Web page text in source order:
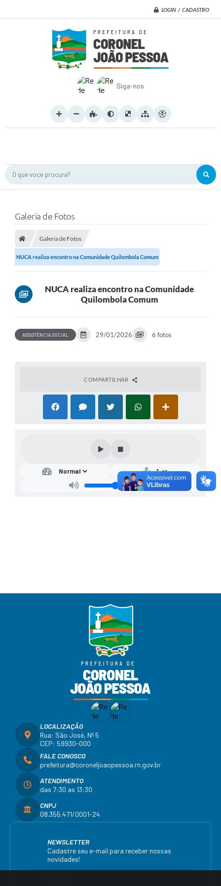
LOGIN / CADASTRO
O que voce procura?
Siga-nos
Galeria de Fotos
Galeria de Fotos
NUCA realiza encontro na Comunidade Quilombola Comum
NUCA realiza encontro na Comunidade
Quilombola Comum
ASSISTÊNCIA SOCIAL 29/01/2026 6 fotos
COMPARTILHAR
LOCALIZAÇÃO
Rua: São José, Nº 5
CEP: 59930-000
FALE CONOSCO
prefeitura@coroneljoaopessoa.rn.gov.br
ATENDIMENTO
das 7:30 as 13:30
CNPJ
08.355.471/0001-24
NEWSLETTER
Cadastre seu e-mail para receber nossas
novidades!